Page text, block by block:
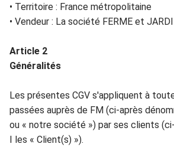
• Territoire : France métropolitaine
• Vendeur : La société FERME et
Article 2
Généralités
Les présentes CGV s'appliquent à
passées auprès de FM (ci-après dén
ou « notre société ») par ses clients
I les « Client(s) »).